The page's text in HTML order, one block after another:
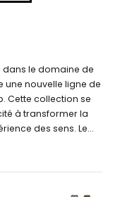
dans le domaine de
une nouvelle ligne de
Cette collection se
à transformer la
des sens. Le...